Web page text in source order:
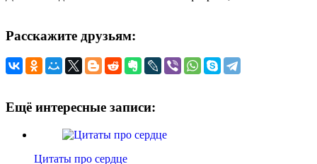
Расскажите друзьям:
Ещё интересные записи:
Цитаты про сердце